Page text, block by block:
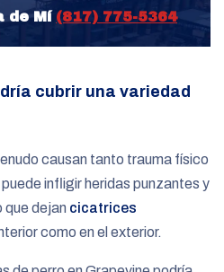
de Mí (817) 775-5364
cubrir una variedad
causan tanto trauma físico
infligir heridas punzantes y
que dejan cicatrices
como en el exterior.